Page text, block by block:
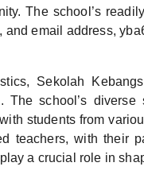
The school’s
and email address,
Sekolah
The school’s
students from
teachers, with their
a crucial role in